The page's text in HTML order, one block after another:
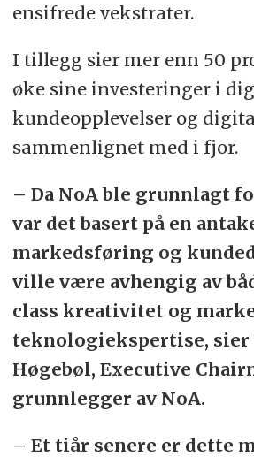
ensifrede vekstrater.
I tillegg sier mer enn 50
øke sine investeringer i
kundeopplevelser og
sammenlignet med i fjor.
– Da NoA ble grunnlagt
var det basert på en
markedsføring og
ville være avhengig av
class kreativitet og
teknologiekspertise, sier
Høgebøl, Executive
grunnlegger av NoA.
– Et tiår senere er dette